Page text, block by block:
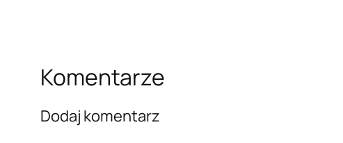
Komentarze
Dodaj komentarz